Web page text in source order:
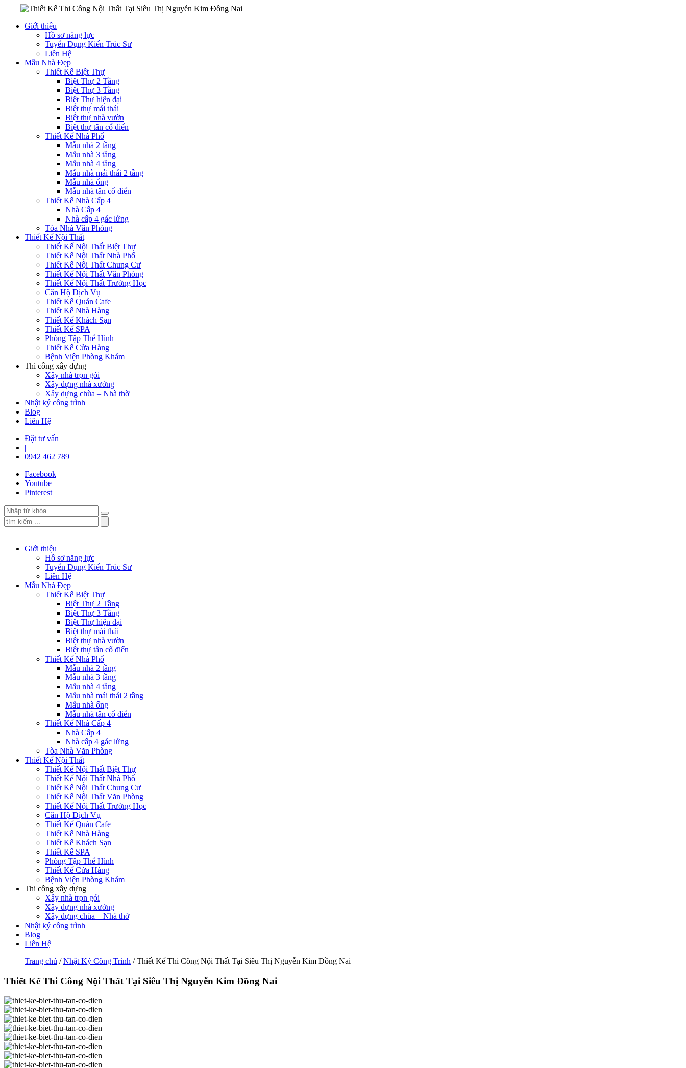
Giới thiệu
Hồ sơ năng lực
Tuyển Dụng Kiến Trúc Sư
Liên Hệ
Mẫu Nhà Đẹp
Thiết Kế Biệt Thự
Biệt Thự 2 Tầng
Biệt Thự 3 Tầng
Biệt Thự hiện đại
Biệt thự mái thái
Biệt thự nhà vườn
Biệt thự tân cổ điển
Thiết Kế Nhà Phố
Mẫu nhà 2 tầng
Mẫu nhà 3 tầng
Mẫu nhà 4 tầng
Mẫu nhà mái thái 2 tầng
Mẫu nhà ống
Mẫu nhà tân cổ điển
Thiết Kế Nhà Cấp 4
Nhà Cấp 4
Nhà cấp 4 gác lửng
Tòa Nhà Văn Phòng
Thiết Kế Nội Thất
Thiết Kế Nội Thất Biệt Thự
Thiết Kế Nội Thất Nhà Phố
Thiết Kế Nội Thất Chung Cư
Thiết Kế Nội Thất Văn Phòng
Thiết Kế Nội Thất Trường Học
Căn Hộ Dịch Vụ
Thiết Kế Quán Cafe
Thiết Kế Nhà Hàng
Thiết Kế Khách Sạn
Thiết Kế SPA
Phòng Tập Thể Hình
Thiết Kế Cửa Hàng
Bệnh Viện Phòng Khám
Thi công xây dựng
Xây nhà trọn gói
Xây dựng nhà xưởng
Xây dựng chùa – Nhà thờ
Nhật ký công trình
Blog
Liên Hệ
Đặt tư vấn
|
0942 462 789
Facebook
Youtube
Pinterest
Giới thiệu
Hồ sơ năng lực
Tuyển Dụng Kiến Trúc Sư
Liên Hệ
Mẫu Nhà Đẹp
Thiết Kế Biệt Thự
Biệt Thự 2 Tầng
Biệt Thự 3 Tầng
Biệt Thự hiện đại
Biệt thự mái thái
Biệt thự nhà vườn
Biệt thự tân cổ điển
Thiết Kế Nhà Phố
Mẫu nhà 2 tầng
Mẫu nhà 3 tầng
Mẫu nhà 4 tầng
Mẫu nhà mái thái 2 tầng
Mẫu nhà ống
Mẫu nhà tân cổ điển
Thiết Kế Nhà Cấp 4
Nhà Cấp 4
Nhà cấp 4 gác lửng
Tòa Nhà Văn Phòng
Thiết Kế Nội Thất
Thiết Kế Nội Thất Biệt Thự
Thiết Kế Nội Thất Nhà Phố
Thiết Kế Nội Thất Chung Cư
Thiết Kế Nội Thất Văn Phòng
Thiết Kế Nội Thất Trường Học
Căn Hộ Dịch Vụ
Thiết Kế Quán Cafe
Thiết Kế Nhà Hàng
Thiết Kế Khách Sạn
Thiết Kế SPA
Phòng Tập Thể Hình
Thiết Kế Cửa Hàng
Bệnh Viện Phòng Khám
Thi công xây dựng
Xây nhà trọn gói
Xây dựng nhà xưởng
Xây dựng chùa – Nhà thờ
Nhật ký công trình
Blog
Liên Hệ
Trang chủ /Nhật Ký Công Trình / Thiết Kế Thi Công Nội Thất Tại Siêu Thị Nguyễn Kim Đồng Nai
Thiết Kế Thi Công Nội Thất Tại Siêu Thị Nguyễn Kim Đồng Nai